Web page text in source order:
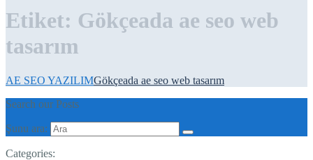
Etiket: Gökçeada ae seo web
tasarım
AE SEO YAZILIMGökçeada ae seo web tasarım
Search our Posts
Şunu ara:
Categories: